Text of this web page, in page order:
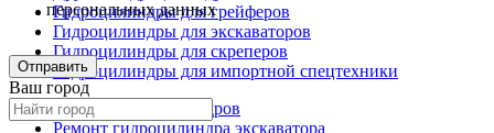
Гидроцилиндры для грейферов
Гидроцилиндры для экскаваторов
Гидроцилиндры для скреперов
Гидроцилиндры для импортной спецтехники
Ремонт гидроцилиндров
Ремонт гидроцилиндра экскаватора
персональных данных
Отправить
Ваш город